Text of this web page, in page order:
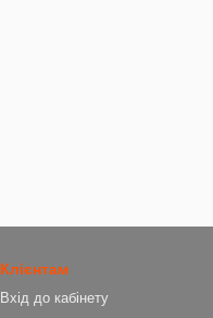
Клієнтам
Вхід до кабінету